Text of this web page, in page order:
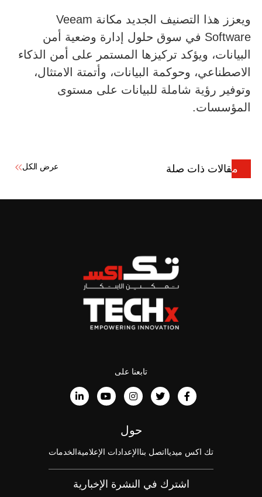
ويعزز هذا التصنيف الجديد مكانة Veeam
Software في سوق حلول إدارة وضعية أمن
البيانات، ويؤكد تركيزها المستمر على أمن الذكاء
الاصطناعي، وحوكمة البيانات، وأتمتة الامتثال،
وتوفير رؤية شاملة للبيانات على مستوى
المؤسسات.
مقالات ذات صلة عرض الكل
تابعنا على
حول
تك اكس ميديااتصل بناالإعدادات الإعلاميةالخدمات
اشترك في النشرة الإخبارية